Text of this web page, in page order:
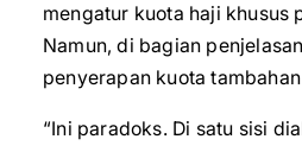
mengatur kuota haji khusus
Namun, di bagian
penyerapan kuota
“Ini paradoks. Di satu sisi